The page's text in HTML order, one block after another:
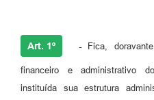
Art. 1º - Fica,
financeiro e administrativo
instituída sua estrutura